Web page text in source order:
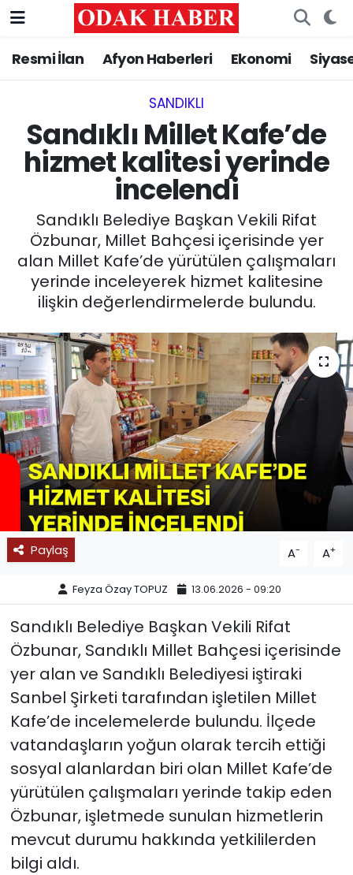
Resmi İlan Afyon Haberleri Ekonomi
SANDIKLI‎
Sandıklı Millet Kafe’de
hizmet kalitesi yerinde
incelendi
Sandıklı Belediye Başkan Vekili Rifat
Özbunar, Millet Bahçesi içerisinde yer
alan Millet Kafe’de yürütülen çalışmaları
yerinde inceleyerek hizmet kalitesine
ilişkin değerlendirmelerde bulundu.
Paylaş A- A+
Feyza Özay TOPUZ 13.06.2026 - 09:20
Sandıklı Belediye Başkan Vekili Rifat
Özbunar, Sandıklı Millet Bahçesi içerisinde
yer alan ve Sandıklı Belediyesi iştiraki
Sanbel Şirketi tarafından işletilen Millet
Kafe’de incelemelerde bulundu. İlçede
vatandaşların yoğun olarak tercih ettiği
sosyal alanlardan biri olan Millet Kafe’de
yürütülen çalışmaları yerinde takip eden
Özbunar, işletmede sunulan hizmetlerin
mevcut durumu hakkında yetkililerden
bilgi aldı.
AFYONKARAHİSAR HABERLERİ
ASAYİŞ
SİYASET
EĞİTİM
MAGAZİN
SAĞLIK
SPOR
11:11 MANŞET
Nöbetçi Eczaneler
Trafik Durumu
Süper Lig Puan Durumu ve Fikstür
Tüm Manşetler
Son Dakika Haberleri
Haber Arşivi